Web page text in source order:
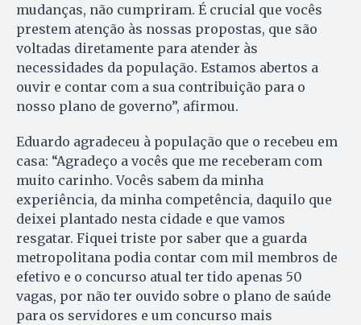
mudanças, não cumpriram. É crucial que vocês
prestem atenção às nossas propostas, que são
voltadas diretamente para atender às
necessidades da população. Estamos abertos a
ouvir e contar com a sua contribuição para o
nosso plano de governo”, afirmou.
Eduardo agradeceu à população que o recebeu em
casa: “Agradeço a vocês que me receberam com
muito carinho. Vocês sabem da minha
experiência, da minha competência, daquilo que
deixei plantado nesta cidade e que vamos
resgatar. Fiquei triste por saber que a guarda
metropolitana podia contar com mil membros de
efetivo e o concurso atual ter tido apenas 50
vagas, por não ter ouvido sobre o plano de saúde
para os servidores e um concurso mais